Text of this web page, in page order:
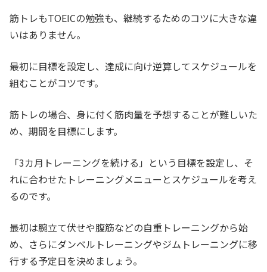
筋トレもTOEICの勉強も、継続するためのコツに大きな違
いはありません。
最初に目標を設定し、達成に向け逆算してスケジュールを
組むことがコツです。
筋トレの場合、身に付く筋肉量を予想することが難しいた
め、期間を目標にします。
「3カ月トレーニングを続ける」という目標を設定し、そ
れに合わせたトレーニングメニューとスケジュールを考え
るのです。
最初は腕立て伏せや腹筋などの自重トレーニングから始
め、さらにダンベルトレーニングやジムトレーニングに移
行する予定日を決めましょう。